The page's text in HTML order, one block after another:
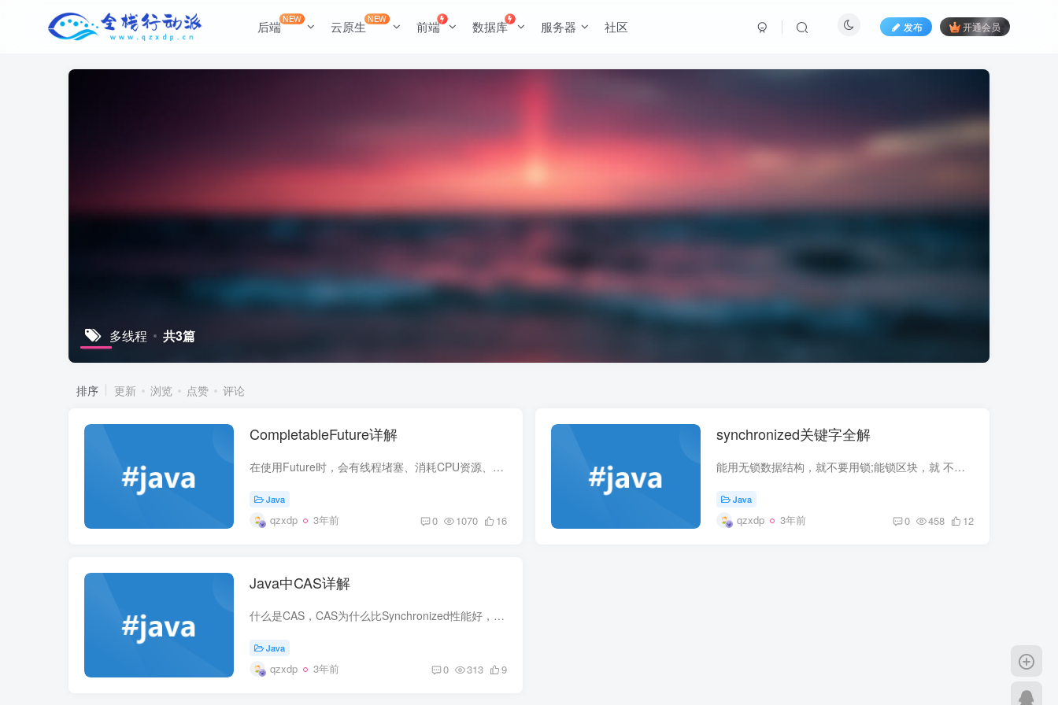
后端NEW 云原生NEW 前端 数据库 服务器 社区 发布 开通会员
多线程 共3篇
排序 更新 浏览 点赞 评论
CompletableFuture详解
在使用Future时，会有线程堵塞、消耗CPU资源、多个任务不能顺序执行等局限，在jdk8中推出了加强版本的Future叫CompletableFuture解决了这些使用局限，本篇文章详细解释CompletableFuture的设计...
Java
qzxdp 3年前 0 1070 16
synchronized关键字全解
能用无锁数据结构，就不要用锁;能锁区块，就 不要锁整个方法体;能用对象锁，就不要用类锁。无锁最好，有锁也要控制锁的范围。锁的范围大小：方法内区块锁
Java
qzxdp 3年前 0 458 12
Java中CAS详解
什么是CAS，CAS为什么比Synchronized性能好，CAS实现原理是什么，什么是自旋锁，CAS有什么缺点？什么是ABA问题，又是怎么解决ABA问题，本篇文章一一详解。
Java
qzxdp 3年前 0 313 9